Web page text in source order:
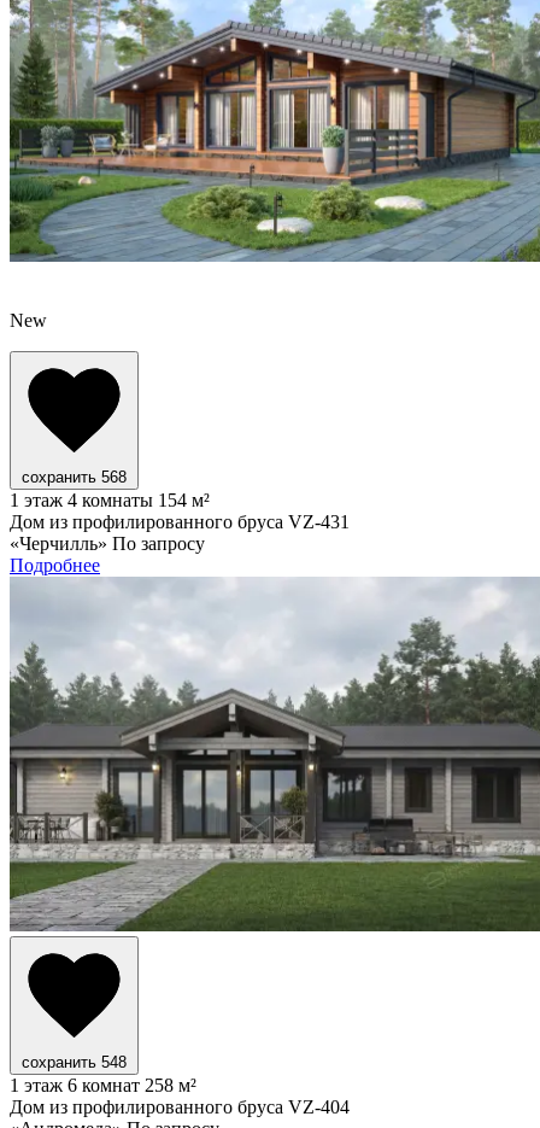
New
сохранить 568
1 этаж 4 комнаты 154 м²
Дом из профилированного бруса VZ-431
«Черчилль» По запросу
Подробнее
сохранить 548
1 этаж 6 комнат 258 м²
Дом из профилированного бруса VZ-404